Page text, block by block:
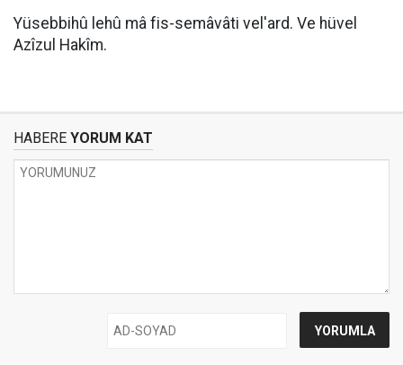
Yüsebbihû lehû mâ fis-semâvâti vel'ard. Ve hüvel
Azîzul Hakîm.
HABERE YORUM KAT